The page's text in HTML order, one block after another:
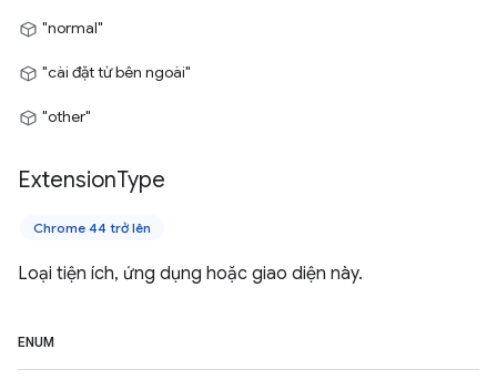
"normal"
"cài đặt từ bên ngoài"
"other"
ExtensionType
Chrome 44 trở lên
Loại tiện ích, ứng dụng hoặc giao diện này.
ENUM